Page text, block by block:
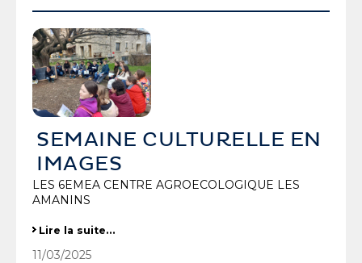
SEMAINE CULTURELLE EN
IMAGES
LES 6EMEA CENTRE AGROECOLOGIQUE LES
AMANINS
SEMAINE CULTURELLE EN IMAGES
Lire la suite…
11/03/2025